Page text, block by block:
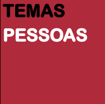
TEMAS
PESSOAS